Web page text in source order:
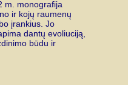
m. monografija
ir kojų raumenų
įrankius. Jo
dantų evoliuciją,
būdu ir